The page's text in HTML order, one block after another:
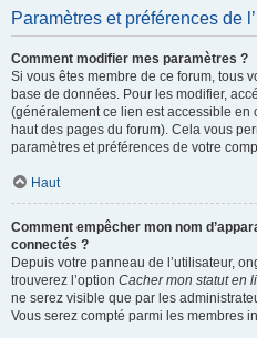
Paramètres et préférences de
Comment modifier mes paramètres ?
Si vous êtes membre de ce forum, tous
base de données. Pour les modifier,
(généralement ce lien est accessible en
haut des pages du forum). Cela vous
paramètres et préférences de votre
Haut
Comment empêcher mon nom
connectés ?
Depuis votre panneau de l’utilisateur,
trouverez l’option Cacher mon statut en
ne serez visible que par les
Vous serez compté parmi les membres